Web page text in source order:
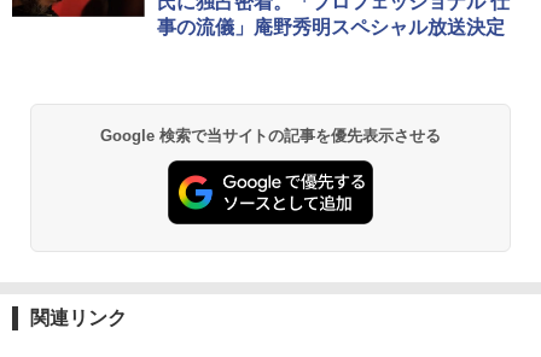
事の流儀」庵野秀明スペシャル放送決定
Google 検索で当サイトの記事を優先表示させる
関連リンク